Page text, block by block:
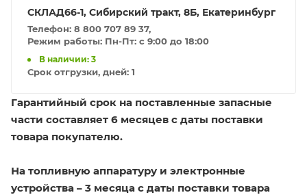
СКЛАД66-1, Сибирский тракт, 8Б, Екатеринбург
Телефон: 8 800 707 89 37,
Режим работы: Пн-Пт: с 9:00 до 18:00
В наличии: 3
Срок отгрузки, дней: 1
Гарантийный срок на поставленные запасные
части составляет 6 месяцев с даты поставки
товара покупателю.
На топливную аппаратуру и электронные
устройства – 3 месяца с даты поставки товара